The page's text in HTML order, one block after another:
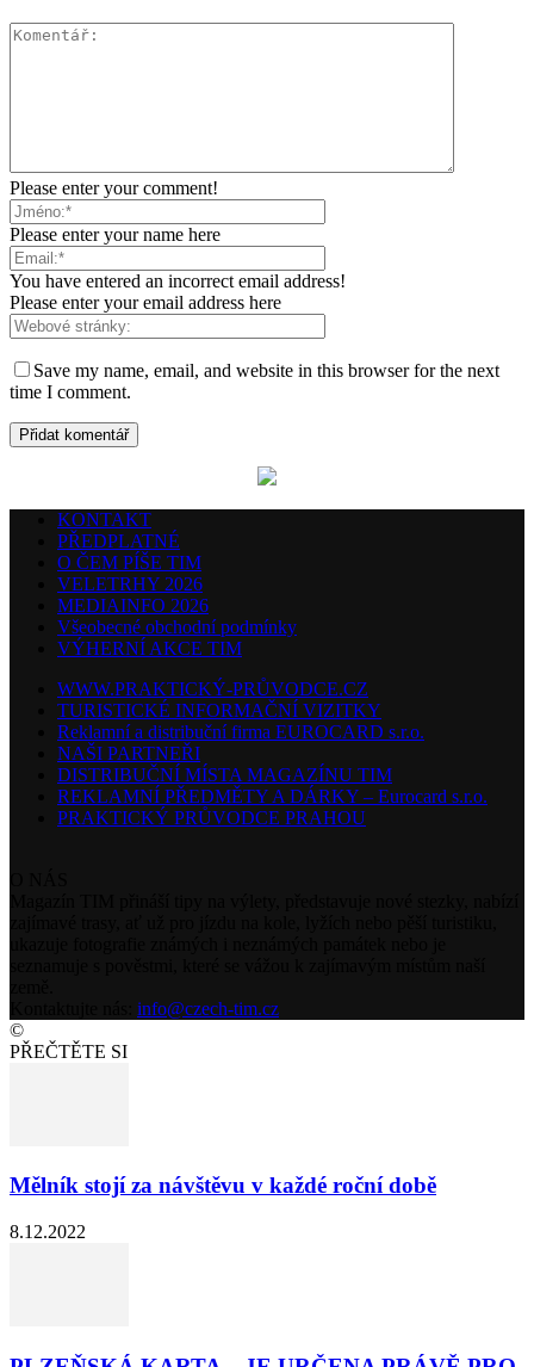
Please enter your comment!
Please enter your name here
You have entered an incorrect email address!
Please enter your email address here
Save my name, email, and website in this browser for the next
time I comment.
KONTAKT
PŘEDPLATNÉ
O ČEM PÍŠE TIM
VELETRHY 2026
MEDIAINFO 2026
Všeobecné obchodní podmínky
VÝHERNÍ AKCE TIM
WWW.PRAKTICKÝ-PRŮVODCE.CZ
TURISTICKÉ INFORMAČNÍ VIZITKY
Reklamní a distribuční firma EUROCARD s.r.o.
NAŠI PARTNEŘI
DISTRIBUČNÍ MÍSTA MAGAZÍNU TIM
REKLAMNÍ PŘEDMĚTY A DÁRKY – Eurocard s.r.o.
PRAKTICKÝ PRŮVODCE PRAHOU
info@czech-tim.cz
©
PŘEČTĚTE SI
Mělník stojí za návštěvu v každé roční době
8.12.2022